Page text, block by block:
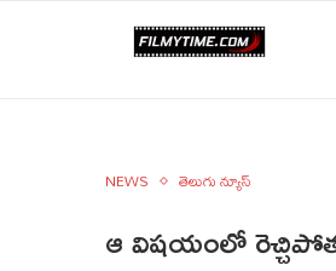
NEWS తెలుగు న్యూస్
ఆ విషయంలో